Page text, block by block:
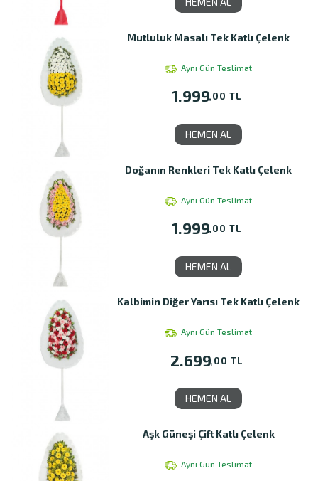
Mutluluk Masalı Tek Katlı Çelenk
Aynı Gün Teslimat
1.999,00 TL
HEMEN AL
Doğanın Renkleri Tek Katlı Çelenk
Aynı Gün Teslimat
1.999,00 TL
HEMEN AL
Kalbimin Diğer Yarısı Tek Katlı Çelenk
Aynı Gün Teslimat
2.699,00 TL
HEMEN AL
Aşk Güneşi Çift Katlı Çelenk
Aynı Gün Teslimat